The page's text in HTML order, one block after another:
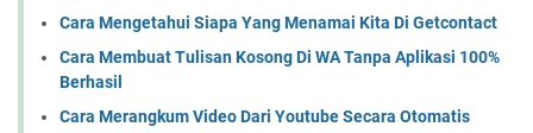
Cara Mengetahui Siapa Yang Menamai Kita Di Getcontact
Cara Membuat Tulisan Kosong Di WA Tanpa Aplikasi 100%
Berhasil
Cara Merangkum Video Dari Youtube Secara Otomatis